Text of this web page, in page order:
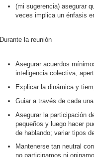
(mi sugerencia) asegurar
veces implica un énfasis
Durante la reunión
Asegurar acuerdos
inteligencia colectiva,
Explicar la dinámica y
Guiar a través de cada
Asegurar la participación
pequeños y luego hacer
de hablando; variar tipos
Mantenerse tan neutral
no participamos ni